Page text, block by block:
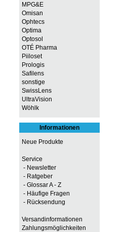
MPG&E
Omisan
Ophtecs
Optima
Optosol
OTÉ Pharma
Piiloset
Prologis
Safilens
sonstige
SwissLens
UltraVision
Wöhlk
Informationen
Neue Produkte
Service
- Newsletter
- Ratgeber
- Glossar A - Z
- Häufige Fragen
- Rücksendung
Versandinformationen
Zahlungsmöglichkeiten